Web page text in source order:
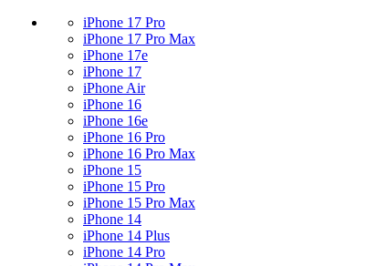
iPhone 17 Pro
iPhone 17 Pro Max
iPhone 17e
iPhone 17
iPhone Air
iPhone 16
iPhone 16e
iPhone 16 Pro
iPhone 16 Pro Max
iPhone 15
iPhone 15 Pro
iPhone 15 Pro Max
iPhone 14
iPhone 14 Plus
iPhone 14 Pro